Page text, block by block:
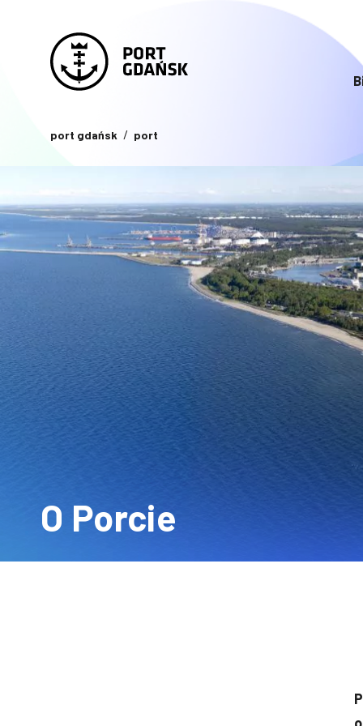
port gdańsk port
O Porcie